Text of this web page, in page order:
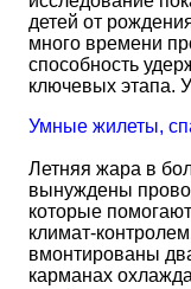
детей от
много времени
способность
ключевых этапа.
Умные жилеты,
Летняя жара в
вынуждены
которые
климат-
вмонтированы
карманах